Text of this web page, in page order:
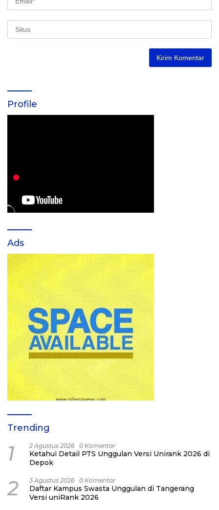
Profile
Ads
Trending
1 2 Agustus 2026 0 Komentar
Ketahui Detail PTS Unggulan Versi Unirank 2026 di
Depok
2 3 Agustus 2026 0 Komentar
Daftar Kampus Swasta Unggulan di Tangerang
Versi uniRank 2026